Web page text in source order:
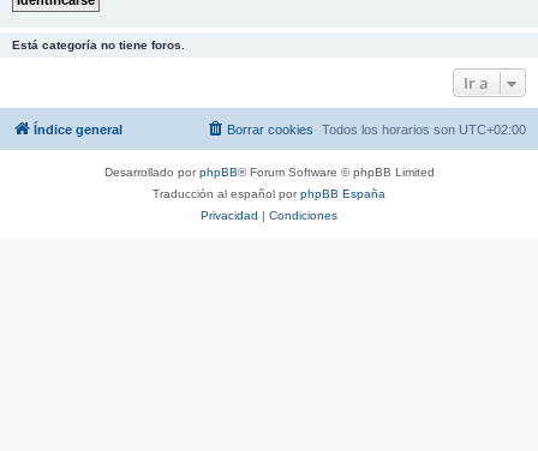
Está categoría no tiene foros.
Ir a
Índice general Todos los horarios son UTC+02:00
Borrar cookies
Desarrollado porphpBB® Forum Software © phpBB Limited
Traducción al español porphpBB España
Privacidad | Condiciones